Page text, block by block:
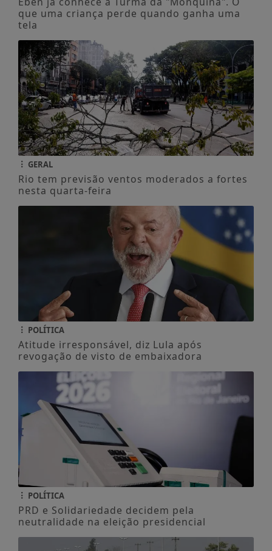
que uma criança perde quando ganha uma
tela
GERAL
Rio tem previsão ventos moderados a fortes
nesta quarta-feira
POLÍTICA
Atitude irresponsável, diz Lula após
revogação de visto de embaixadora
POLÍTICA
PRD e Solidariedade decidem pela
neutralidade na eleição presidencial